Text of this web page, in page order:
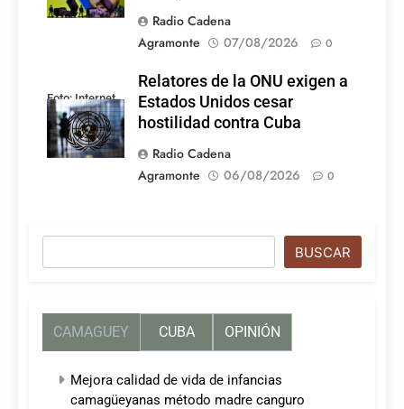
Radio Cadena
Agramonte
07/08/2026 0
Foto: Internet
Relatores de la ONU exigen a
Estados Unidos cesar
hostilidad contra Cuba
Radio Cadena
Agramonte
06/08/2026 0
BUSCAR
CAMAGUEY CUBA OPINIÓN
Mejora calidad de vida de infancias
camagüeyanas método madre canguro